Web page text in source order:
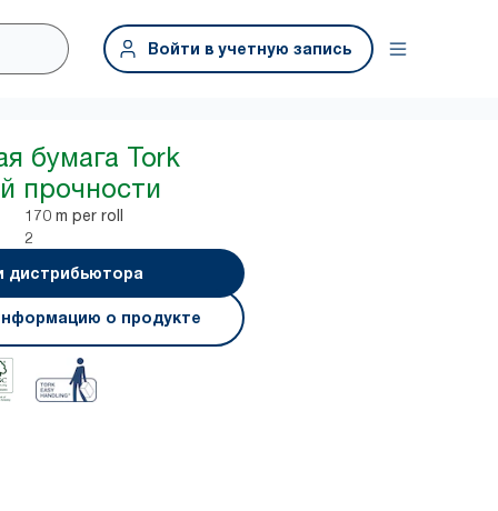
Войти в учетную запись
бумага Tork
прочности
170 m per roll
2
дистрибьютора
о продукте